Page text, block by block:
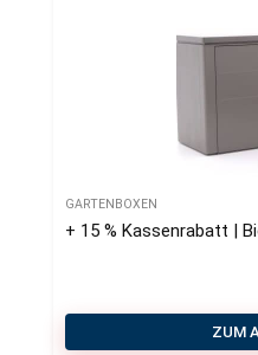
GARTENBOXEN
+ 15 % Kassenrabatt |
ZUM